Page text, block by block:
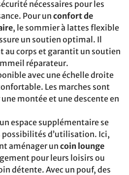
nécessaires pour les
Pour un confort de
, le sommier à lattes flexible
un soutien optimal. Il
au corps et garantit un soutien
réparateur.
avec une échelle droite
Les marches sont
montée et une descente en
espace supplémentaire se
d’utilisation. Ici,
aménager un coin lounge
pour leurs loisirs ou
détente. Avec un pouf, des